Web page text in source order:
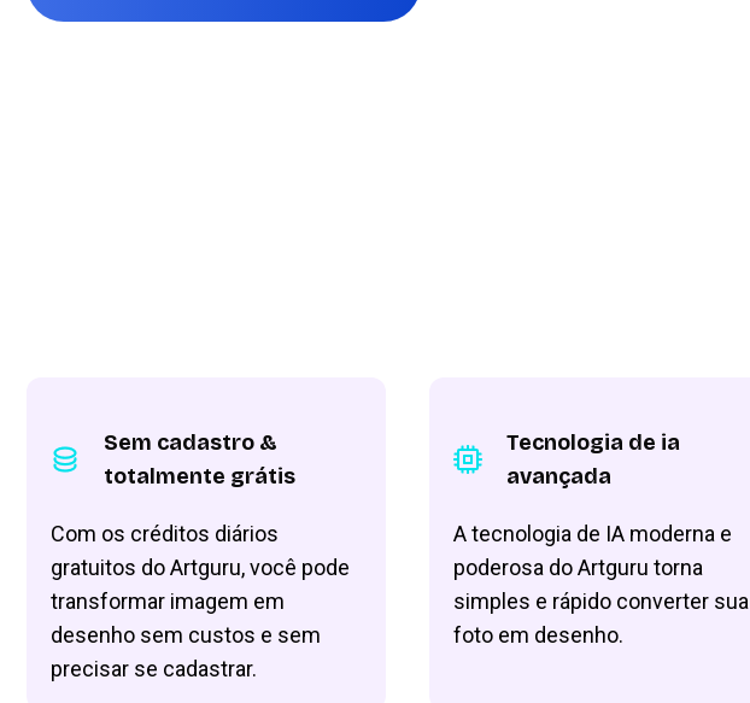
Sem cadastro &
totalmente grátis
Com os créditos diários
gratuitos do Artguru, você pode
transformar imagem em
desenho sem custos e sem
precisar se cadastrar.
Tecnologia de ia
avançada
A tecnologia de IA moderna e
poderosa do Artguru torna
simples e rápido converter sua
foto em desenho.